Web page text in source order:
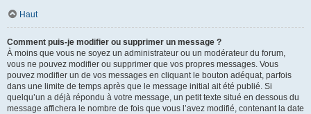
Haut
Comment puis-je modifier ou supprimer un message ?
À moins que vous ne soyez un administrateur ou un modérateur du forum,
vous ne pouvez modifier ou supprimer que vos propres messages. Vous
pouvez modifier un de vos messages en cliquant le bouton adéquat, parfois
dans une limite de temps après que le message initial ait été publié. Si
quelqu’un a déjà répondu à votre message, un petit texte situé en dessous du
message affichera le nombre de fois que vous l’avez modifié, contenant la date